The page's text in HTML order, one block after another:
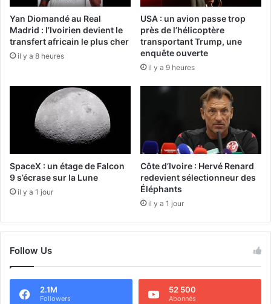
Yan Diomandé au Real
Madrid : l’Ivoirien devient le
transfert africain le plus cher
il y a 8 heures
USA : un avion passe trop
près de l’hélicoptère
transportant Trump, une
enquête ouverte
il y a 9 heures
SpaceX : un étage de Falcon
9 s’écrase sur la Lune
il y a 1 jour
Côte d’Ivoire : Hervé Renard
redevient sélectionneur des
Éléphants
il y a 1 jour
Follow Us
2.1M
Followers
52 500
Abonnés